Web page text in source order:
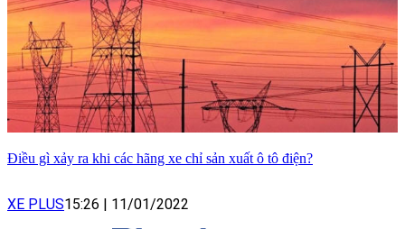
Điều gì xảy ra khi các hãng xe chỉ sản xuất ô tô điện?
XE PLUS15:26 | 11/01/2022